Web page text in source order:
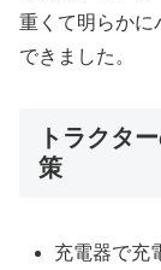
重くて明らかに
できました。
トラクタ
策
充電器で充